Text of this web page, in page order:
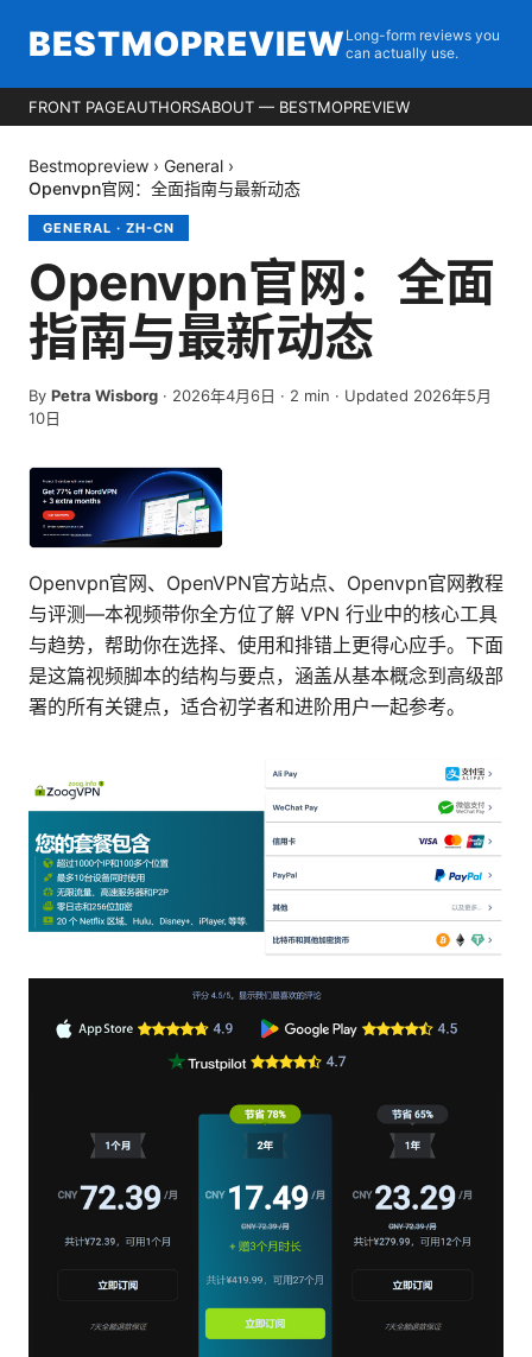
BESTMOPREVIEW Long-form reviews you
can actually use.
FRONT PAGEAUTHORSABOUT — BESTMOPREVIEW
Bestmopreview › General ›
Openvpn官网：全面指南与最新动态
GENERAL · ZH-CN
Openvpn官网：全面
指南与最新动态
By Petra Wisborg · 2026年4月6日 · 2 min · Updated 2026年5月
10日
Openvpn官网、OpenVPN官方站点、Openvpn官网教程
与评测—本视频带你全方位了解 VPN 行业中的核心工具
与趋势，帮助你在选择、使用和排错上更得心应手。下面
是这篇视频脚本的结构与要点，涵盖从基本概念到高级部
署的所有关键点，适合初学者和进阶用户一起参考。